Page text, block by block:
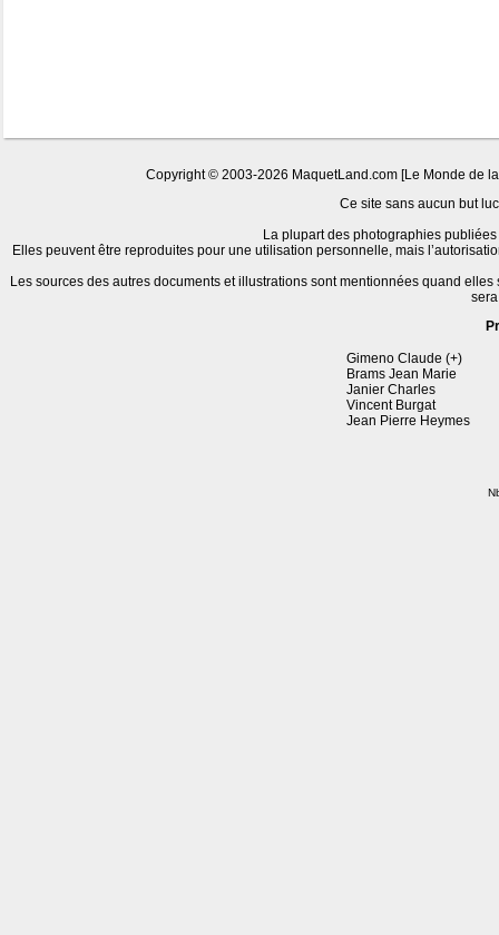
Copyright © 2003-2026 MaquetLand.com [Le Monde de
Ce site sans aucun but
La plupart des photographies
Elles peuvent être reproduites pour une utilisation personnelle, mais
Les sources des autres documents et illustrations sont mentionnées quand
Gimeno Claude (+)
Brams Jean Marie
Janier Charles
Vincent Burgat
Jean Pierre Heymes